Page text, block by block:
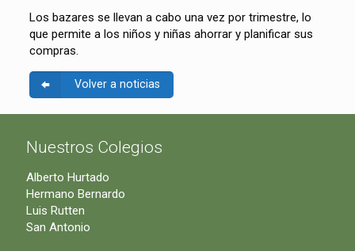
Los bazares se llevan a cabo una vez por trimestre, lo
que permite a los niños y niñas ahorrar y planificar sus
compras.
Volver a noticias
Nuestros Colegios
Alberto Hurtado
Hermano Bernardo
Luis Rutten
San Antonio